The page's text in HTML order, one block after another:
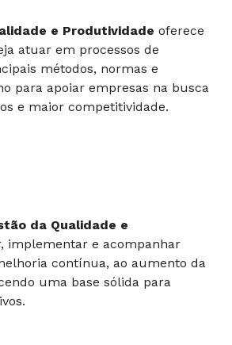
e Produtividade oferece
atuar em processos de
métodos, normas e
para apoiar empresas na busca
e maior competitividade.
da Qualidade e
implementar e acompanhar
contínua, ao aumento da
uma base sólida para